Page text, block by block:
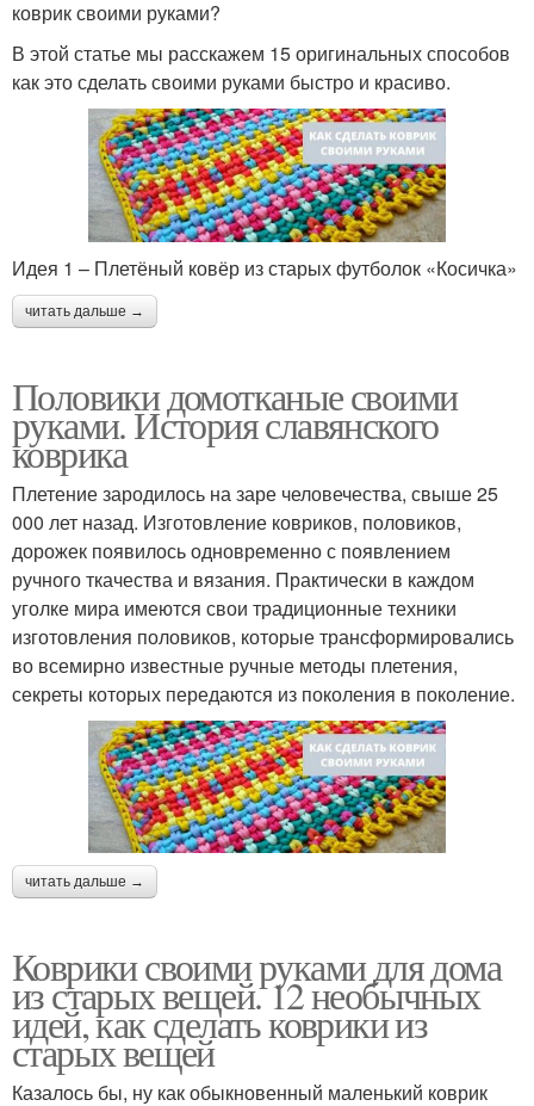
коврик своими руками?
В этой статье мы расскажем 15 оригинальных способов
как это сделать своими руками быстро и красиво.
Идея 1 – Плетёный ковёр из старых футболок «Косичка»
читать дальше →
Половики домотканые своими
руками. История славянского
коврика
Плетение зародилось на заре человечества, свыше 25
000 лет назад. Изготовление ковриков, половиков,
дорожек появилось одновременно с появлением
ручного ткачества и вязания. Практически в каждом
уголке мира имеются свои традиционные техники
изготовления половиков, которые трансформировались
во всемирно известные ручные методы плетения,
секреты которых передаются из поколения в поколение.
читать дальше →
Коврики своими руками для дома
из старых вещей. 12 необычных
идей, как сделать коврики из
старых вещей
Казалось бы, ну как обыкновенный маленький коврик